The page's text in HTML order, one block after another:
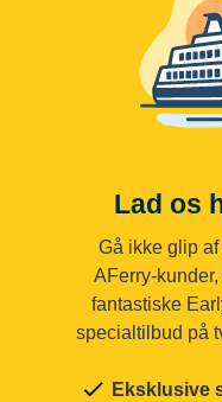
Lad os
Gå ikke glip
AFerry-
fantastiske
specialtilbud på
Eksklusive